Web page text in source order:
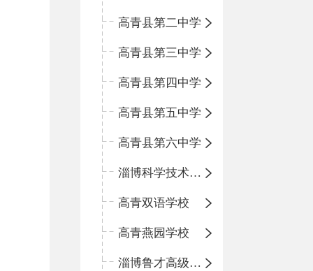
高青县第二中学
高青县第三中学
高青县第四中学
高青县第五中学
高青县第六中学
淄博科学技术学校
高青双语学校
高青燕园学校
淄博鲁才高级中学